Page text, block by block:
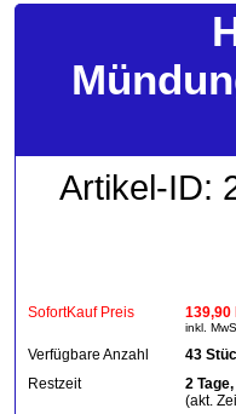
Artikel-ID:
SofortKauf Preis 139,90
inkl.
Verfügbare Anzahl
43
Restzeit
2
(akt.